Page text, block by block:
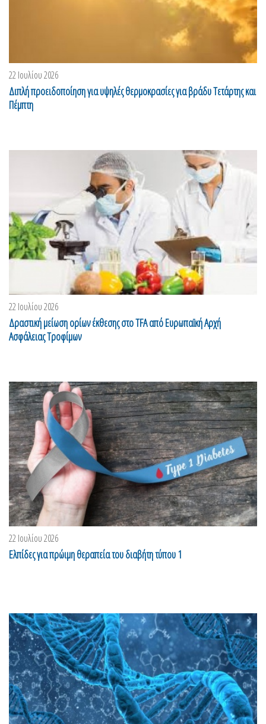
22 Ιουλίου 2026
Διπλή προειδοποίηση για υψηλές θερμοκρασίες για βράδυ Τετάρτης και
Πέμπτη
22 Ιουλίου 2026
Δραστική μείωση ορίων έκθεσης στο TFA από Ευρωπαϊκή Αρχή
Ασφάλειας Τροφίμων
22 Ιουλίου 2026
Ελπίδες για πρώιμη θεραπεία του διαβήτη τύπου 1